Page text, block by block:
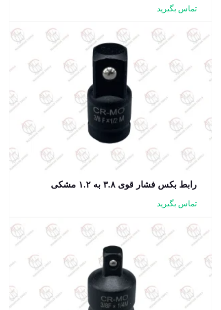
تماس بگیرید
رابط بکس فشار قوی ۳.۸ به ۱.۲ مشکی
تماس بگیرید